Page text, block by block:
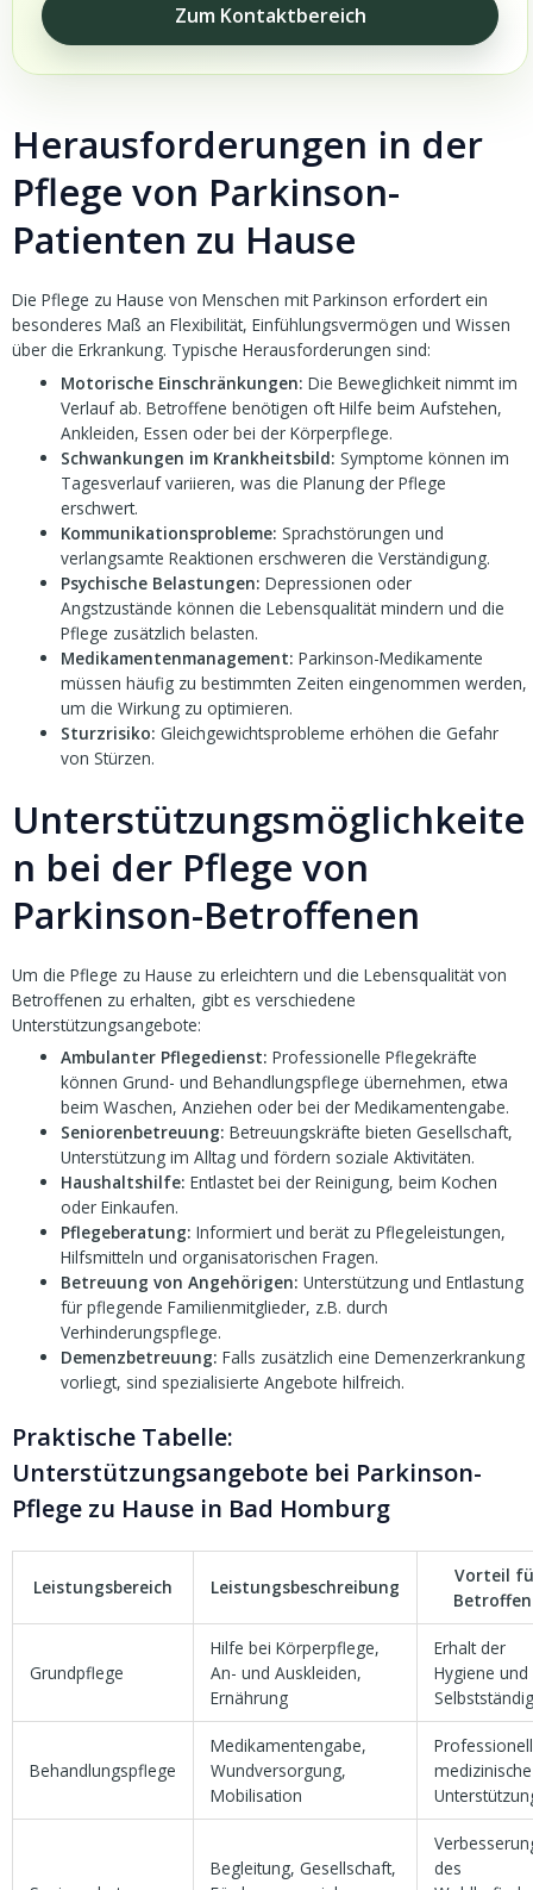
Zum Kontaktbereich
Herausforderungen in der
Pflege von Parkinson-
Patienten zu Hause
Die Pflege zu Hause von Menschen mit Parkinson erfordert ein
besonderes Maß an Flexibilität, Einfühlungsvermögen und Wissen
über die Erkrankung. Typische Herausforderungen sind:
Motorische Einschränkungen: Die Beweglichkeit nimmt im
Verlauf ab. Betroffene benötigen oft Hilfe beim Aufstehen,
Ankleiden, Essen oder bei der Körperpflege.
Schwankungen im Krankheitsbild: Symptome können im
Tagesverlauf variieren, was die Planung der Pflege
erschwert.
Kommunikationsprobleme: Sprachstörungen und
verlangsamte Reaktionen erschweren die Verständigung.
Psychische Belastungen: Depressionen oder
Angstzustände können die Lebensqualität mindern und die
Pflege zusätzlich belasten.
Medikamentenmanagement: Parkinson-Medikamente
müssen häufig zu bestimmten Zeiten eingenommen werden,
um die Wirkung zu optimieren.
Sturzrisiko: Gleichgewichtsprobleme erhöhen die Gefahr
von Stürzen.
Unterstützungsmöglichkeite
n bei der Pflege von
Parkinson-Betroffenen
Um die Pflege zu Hause zu erleichtern und die Lebensqualität von
Betroffenen zu erhalten, gibt es verschiedene
Unterstützungsangebote:
Ambulanter Pflegedienst: Professionelle Pflegekräfte
können Grund- und Behandlungspflege übernehmen, etwa
beim Waschen, Anziehen oder bei der Medikamentengabe.
Seniorenbetreuung: Betreuungskräfte bieten Gesellschaft,
Unterstützung im Alltag und fördern soziale Aktivitäten.
Haushaltshilfe: Entlastet bei der Reinigung, beim Kochen
oder Einkaufen.
Pflegeberatung: Informiert und berät zu Pflegeleistungen,
Hilfsmitteln und organisatorischen Fragen.
Betreuung von Angehörigen: Unterstützung und Entlastung
für pflegende Familienmitglieder, z.B. durch
Verhinderungspflege.
Demenzbetreuung: Falls zusätzlich eine Demenzerkrankung
vorliegt, sind spezialisierte Angebote hilfreich.
Praktische Tabelle:
Unterstützungsangebote bei Parkinson-
Pflege zu Hause in Bad Homburg
Leistungsbereich Leistungsbeschreibung
Vorteil
Grundpflege
Hilfe bei Körperpflege,
An- und Auskleiden,
Ernährung
Erhalt der
Hygiene und
Behandlungspflege
Medikamentengabe,
Wundversorgung,
Mobilisation
medizinische
Begleitung, Gesellschaft,
des